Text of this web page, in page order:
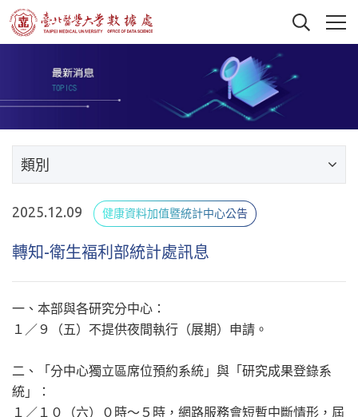
類別
2025.12.09 健康資料加值暨統計中心公告
轉知-衛生褔利部統計處訊息
一、本部與各研究分中心：
１／９（五）不提供夜間執行（展期）申請。
二、「分中心獨立區席位預約系統」與「研究成果登錄系
統」：
１／１０（六）０時～５時，網路服務會短暫中斷情形，屆